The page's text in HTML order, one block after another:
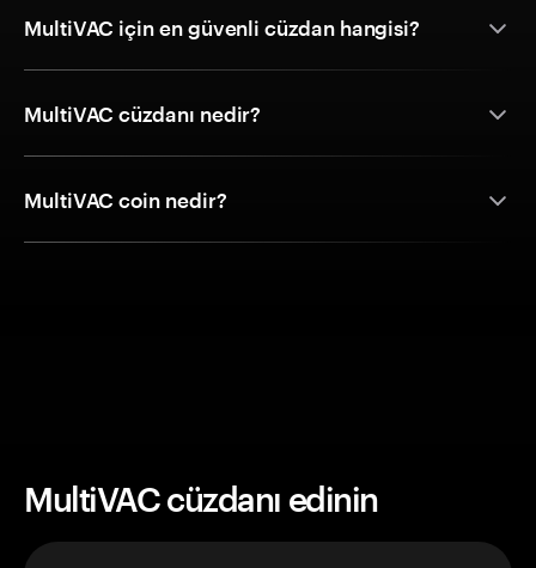
MultiVAC için en güvenli cüzdan hangisi?
MultiVAC cüzdanı nedir?
MultiVAC coin nedir?
MultiVAC cüzdanı edinin